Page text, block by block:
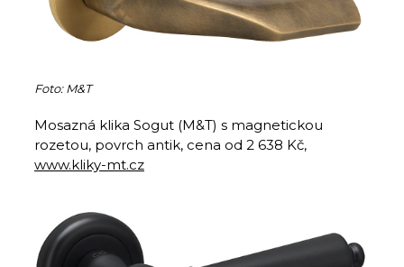
Foto: M&T
Mosazná klika Sogut (M&T) s magnetickou
rozetou, povrch antik, cena od 2 638 Kč,
www.kliky-mt.cz